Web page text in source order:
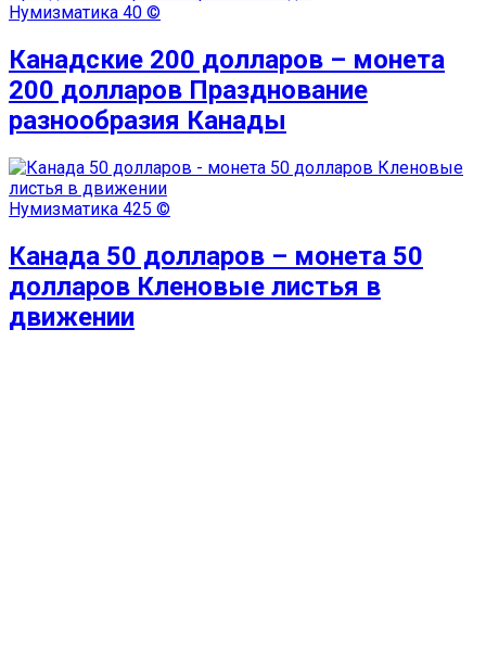
Нумизматика 40 ©
Канадские 200 долларов – монета
200 долларов Празднование
разнообразия Канады
Нумизматика 425 ©
Канада 50 долларов – монета 50
долларов Кленовые листья в
движении